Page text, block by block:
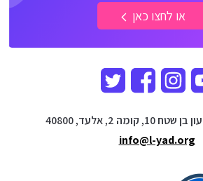
או לחצו כאן
2, אלעד, 40800
info@l-yad.org